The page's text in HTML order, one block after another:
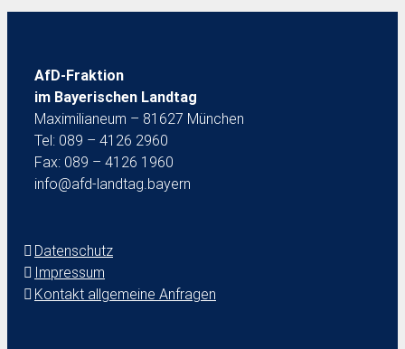
AfD-Fraktion
im Bayerischen Landtag
Maximilianeum – 81627 München
Tel: 089 – 4126 2960
Fax: 089 – 4126 1960
info@afd-landtag.bayern
Datenschutz
Impressum
Kontakt allgemeine Anfragen